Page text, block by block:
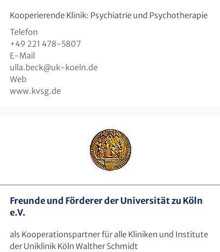
Kooperierende Klinik: Psychiatrie und Psychotherapie
Telefon
+49 221 478-5807
E-Mail
ulla.beck@uk-koeln.de
Web
www.kvsg.de
Freunde und Förderer der Universität zu Köln
e.V.
als Kooperationspartner für alle Kliniken und Institute
der Uniklinik Köln Walther Schmidt